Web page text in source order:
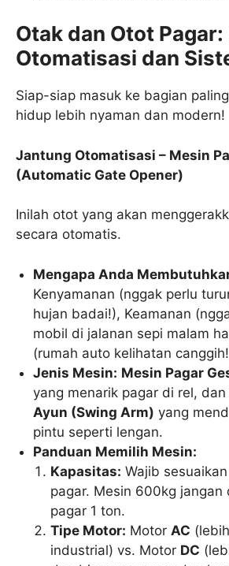
Otak dan Otot Pagar:
Otomatisasi dan
Siap-siap masuk ke bagian
hidup lebih nyaman dan modern!
Jantung Otomatisasi – Mesin
(Automatic Gate Opener)
Inilah otot yang akan
secara otomatis.
Mengapa Anda
Kenyamanan (nggak perlu
hujan badai!), Keamanan
mobil di jalanan sepi malam
(rumah auto kelihatan
Jenis Mesin: Mesin Pagar
yang menarik pagar di rel, dan
Ayun (Swing Arm) yang
pintu seperti lengan.
Panduan Memilih Mesin:
Kapasitas: Wajib
pagar. Mesin 600kg jangan
pagar 1 ton.
Tipe Motor: Motor AC
industrial) vs. Motor DC